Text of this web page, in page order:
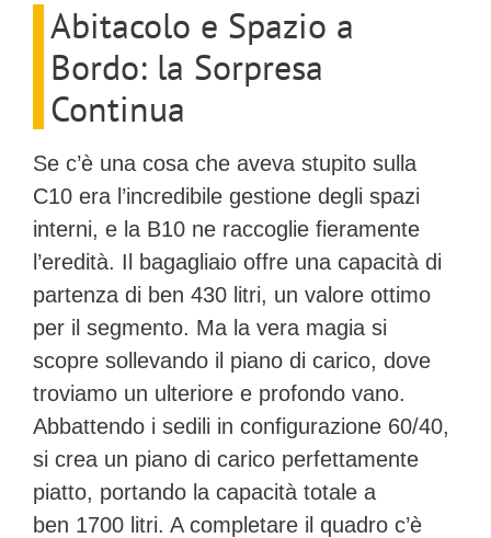
Abitacolo e Spazio a
Bordo: la Sorpresa
Continua
Se c’è una cosa che aveva stupito sulla
C10 era l’incredibile gestione degli spazi
interni, e la B10 ne raccoglie fieramente
l’eredità. Il bagagliaio offre una capacità di
partenza di ben 430 litri, un valore ottimo
per il segmento. Ma la vera magia si
scopre sollevando il piano di carico, dove
troviamo un ulteriore e profondo vano.
Abbattendo i sedili in configurazione 60/40,
si crea un piano di carico perfettamente
piatto, portando la capacità totale a
ben 1700 litri. A completare il quadro c’è